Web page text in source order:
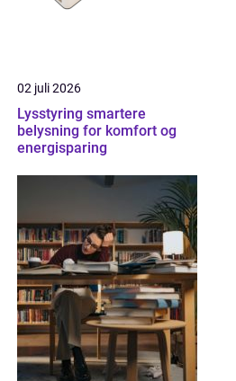
02 juli 2026
Lysstyring smartere
belysning for komfort og
energisparing